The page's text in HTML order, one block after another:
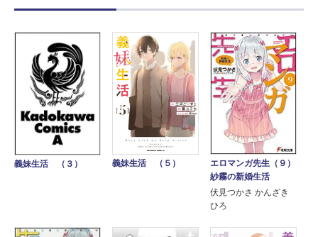
義妹生活 （３） 義妹生活 （５）
エロマンガ先生（９）
紗霧の新婚生活
伏見つかさ かんざき
ひろ